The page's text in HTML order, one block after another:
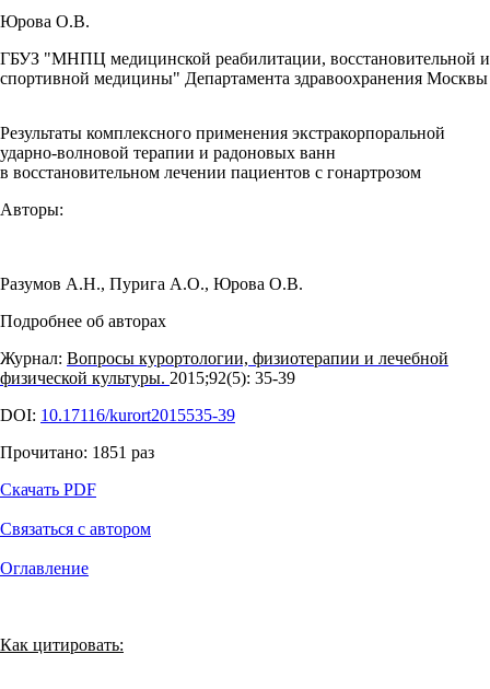
Юрова О.В.
ГБУЗ "МНПЦ медицинской реабилитации, восстановительной и
спортивной медицины" Департамента здравоохранения Москвы
Результаты комплексного применения экстракорпоральной
ударно-волновой терапии и радоновых ванн
в восстановительном лечении пациентов с гонартрозом
Авторы:
Разумов А.Н., Пурига А.О., Юрова О.В.
Подробнее об авторах
Журнал: Вопросы курортологии, физиотерапии и лечебной
физической культуры. 2015;92(5): 35‑39
DOI: 10.17116/kurort2015535-39
Прочитано: 1851 раз
Скачать PDF
Связаться с автором
Оглавление
Как цитировать: